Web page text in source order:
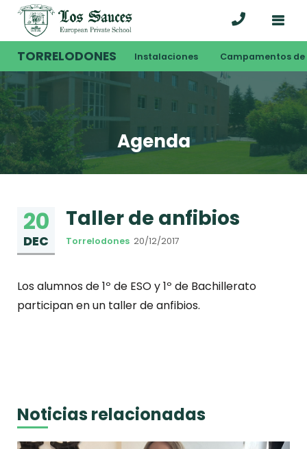
TORRELODONES Instalaciones Campamentos de
Agenda
20
DEC
Taller de anfibios
Torrelodones 20/12/2017
Los alumnos de 1º de ESO y 1º de Bachillerato
participan en un taller de anfibios.
Noticias relacionadas